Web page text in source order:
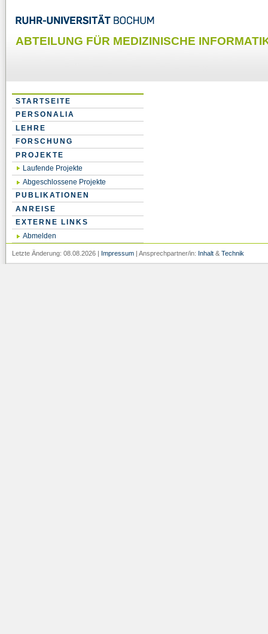
ABTEILUNG FÜR MEDIZINISCHE
STARTSEITE
PERSONALIA
LEHRE
FORSCHUNG
PROJEKTE
Laufende Projekte
Abgeschlossene Projekte
PUBLIKATIONEN
ANREISE
EXTERNE LINKS
Abmelden
Letzte Änderung: 08.08.2026 | Impressum | Ansprechpartner/in: Inhalt & Technik